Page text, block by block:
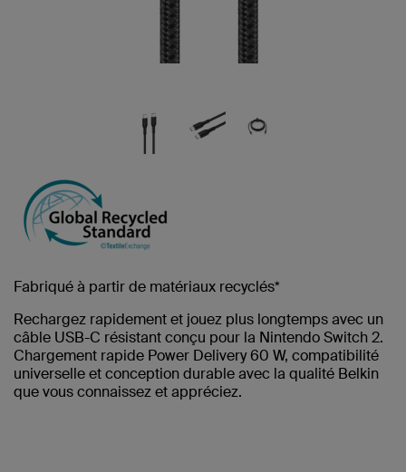
Fabriqué à partir de matériaux recyclés*
Rechargez rapidement et jouez plus longtemps avec un
câble USB-C résistant conçu pour la Nintendo Switch 2.
Chargement rapide Power Delivery 60 W, compatibilité
universelle et conception durable avec la qualité Belkin
que vous connaissez et appréciez.